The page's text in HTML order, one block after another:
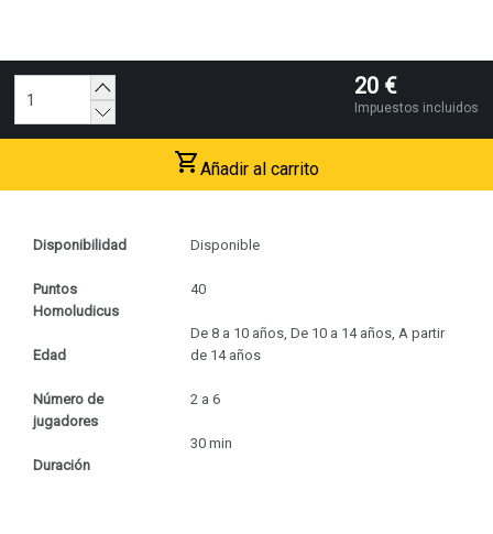
Disponibilidad
Puntos
Homoludicus
Edad
Número de
jugadores
Duración
Disponible
40
De 8 a 10 años, De 10 a 14 años, A partir
de 14 años
2 a 6
30 min
20 €
Impuestos incluidos
Añadir al carrito